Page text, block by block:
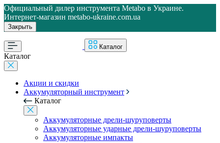
Официальный дилер инструмента Metabo в Украине.
Интернет-магазин metabo-ukraine.com.ua
Закрыть
Каталог
Каталог
Акции и скидки
Аккумуляторный инструмент
Каталог
Аккумуляторные дрели-шуруповерты
Аккумуляторные ударные дрели-шуруповерты
Аккумуляторные импакты